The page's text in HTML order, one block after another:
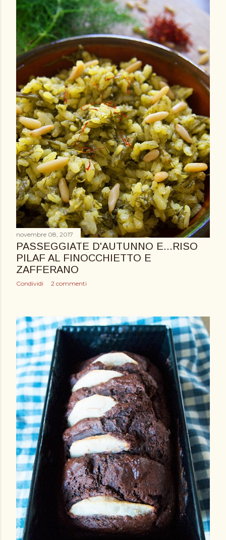
novembre 08, 2017
PASSEGGIATE D'AUTUNNO E...RISO
PILAF AL FINOCCHIETTO E
ZAFFERANO
Condividi 2 commenti